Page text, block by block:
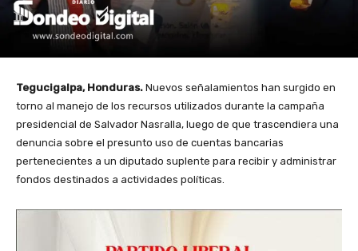
Tegucigalpa, Honduras. Nuevos señalamientos han surgido en
torno al manejo de los recursos utilizados durante la campaña
presidencial de Salvador Nasralla, luego de que trascendiera una
denuncia sobre el presunto uso de cuentas bancarias
pertenecientes a un diputado suplente para recibir y administrar
fondos destinados a actividades políticas.